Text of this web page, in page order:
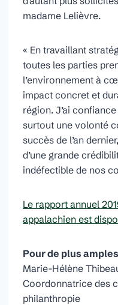
madame Lelièvre.
« En travaillant
toutes les parties
l’environnement à
impact concret et
région. J’ai
surtout une volonté
succès de l’an
d’une grande
indéfectible de nos
Le rapport annuel
appalachien est
Pour de plus
Marie-Hélène
Coordonnatrice des
philanthropie